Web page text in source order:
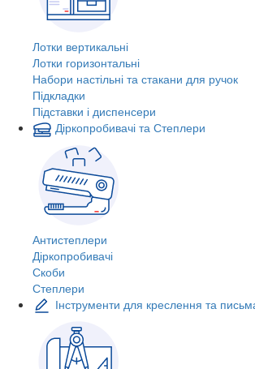
Лотки вертикальні
Лотки горизонтальні
Набори настільні та стакани для ручок
Підкладки
Підставки і диспенсери
Діркопробивачі та Степлери
Антистеплери
Діркопробивачі
Скоби
Степлери
Інструменти для креслення та